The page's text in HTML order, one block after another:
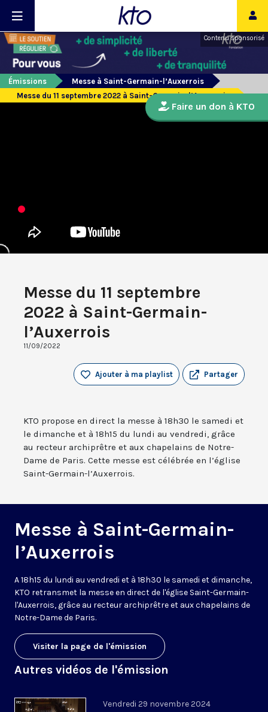
Contenu sponsorisé
Émissions
Messe à Saint-Germain-l’Auxerrois
Messe du 11 septembre 2022 à Saint-Germain-l’Auxerrois
Messe du 11 septembre
2022 à Saint-Germain-
l’Auxerrois
11/09/2022
Partager
Ajouter à ma playlist
KTO propose en direct la messe à 18h30 le samedi et
le dimanche et à 18h15 du lundi au vendredi, grâce
au recteur archiprêtre et aux chapelains de Notre-
Dame de Paris. Cette messe est célébrée en l’église
Saint-Germain-l’Auxerrois.
Messe à Saint-Germain-
l’Auxerrois
A 18h15 du lundi au vendredi et à 18h30 le samedi et dimanche,
KTO retransmet la messe en direct de l'église Saint-Germain-
l'Auxerrois, grâce au recteur archiprêtre et aux chapelains de
Notre-Dame de Paris.
Visiter la page de l'émission
Autres vidéos de l'émission
Vendredi 29 novembre 2024
Faire un don à KTO